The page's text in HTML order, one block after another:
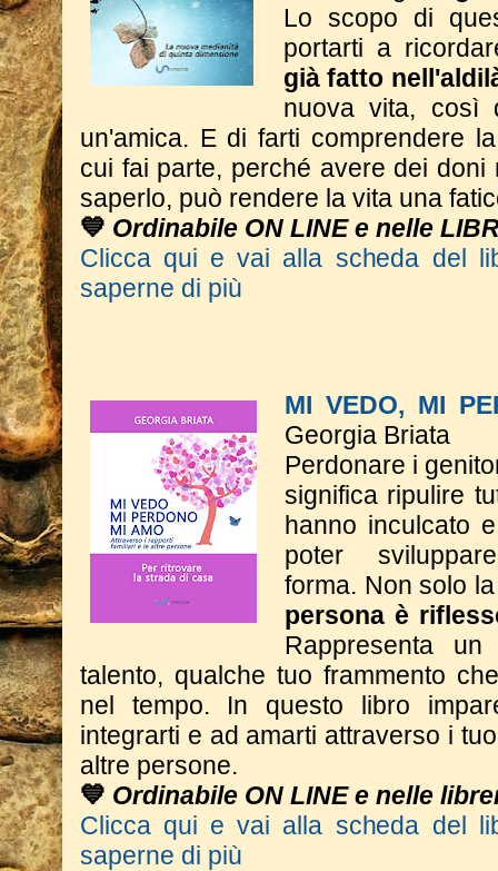
Lo scopo di
portarti a
già fatto
nuova vita, così
un'amica. E di farti comprendere
cui fai parte, perché avere dei doni
saperlo, può rendere la vita una
💙 Ordinabile ON LINE e nelle
Clicca qui e vai alla scheda del
saperne di più
MI VEDO, MI
Georgia Briata
Perdonare i
significa ripulire
hanno inculcato
poter
forma. Non solo
persona è
Rappresenta
talento, qualche tuo frammento
nel tempo.
In questo libro
integrarti e ad amarti attraverso i
altre persone.
💙 Ordinabile ON LINE e nelle
Clicca qui e vai alla scheda del
saperne di più